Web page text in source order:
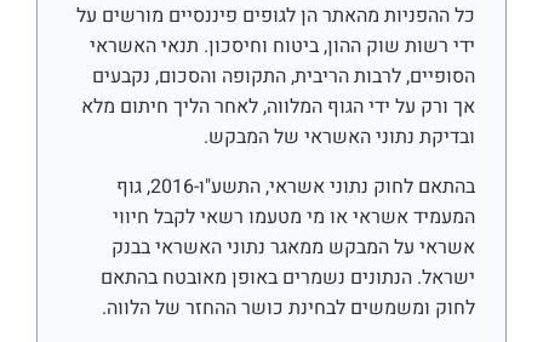
כל ההפניות מהאתר הן לגופים פיננסיים מורשים על
ידי רשות שוק ההון, ביטוח וחיסכון. תנאי האשראי
הסופיים, לרבות הריבית, התקופה והסכום, נקבעים
אך ורק על ידי הגוף המלווה, לאחר הליך חיתום מלא
ובדיקת נתוני האשראי של המבקש.
בהתאם לחוק נתוני אשראי, התשע"ו-2016, גוף
המעמיד אשראי או מי מטעמו רשאי לקבל חיווי
אשראי על המבקש ממאגר נתוני האשראי בבנק
ישראל. הנתונים נשמרים באופן מאובטח בהתאם
לחוק ומשמשים לבחינת כושר ההחזר של הלווה.